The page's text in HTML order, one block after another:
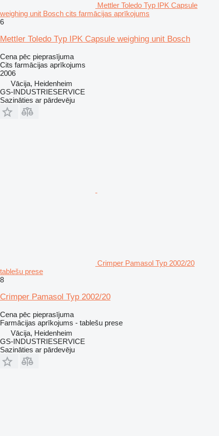
Mettler Toledo Typ IPK Capsule
weighing unit Bosch cits farmācijas aprīkojums
6
Mettler Toledo Typ IPK Capsule weighing unit Bosch
Cena pēc pieprasījuma
Cits farmācijas aprīkojums
2006
Vācija, Heidenheim
GS-INDUSTRIESERVICE
Sazināties ar pārdevēju
Crimper Pamasol Typ 2002/20
tablešu prese
8
Crimper Pamasol Typ 2002/20
Cena pēc pieprasījuma
Farmācijas aprīkojums - tablešu prese
Vācija, Heidenheim
GS-INDUSTRIESERVICE
Sazināties ar pārdevēju